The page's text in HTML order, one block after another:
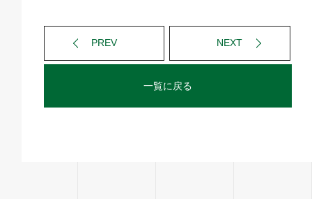
PREV NEXT
一覧に戻る